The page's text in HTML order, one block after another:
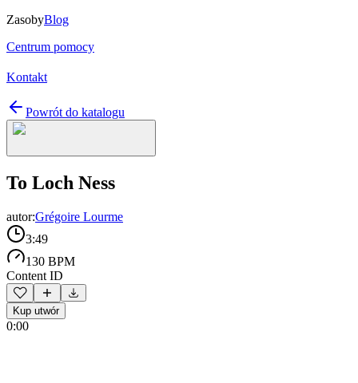
ZasobyBlog
Centrum pomocy
Kontakt
Powrót do katalogu
To Loch Ness
autor:Grégoire Lourme
3:49
130 BPM
Content ID
Kup utwór
0:00